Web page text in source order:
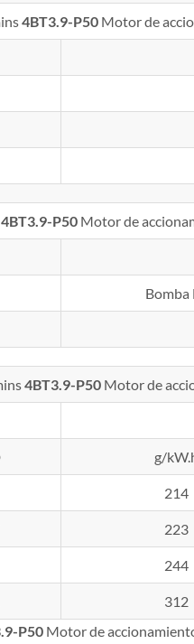
4BT3.9-P50 Motor de
4BT3.9-P50 Motor de
Bomba
4BT3.9-P50 Motor de
g/
214
223
244
312
P50 Motor de